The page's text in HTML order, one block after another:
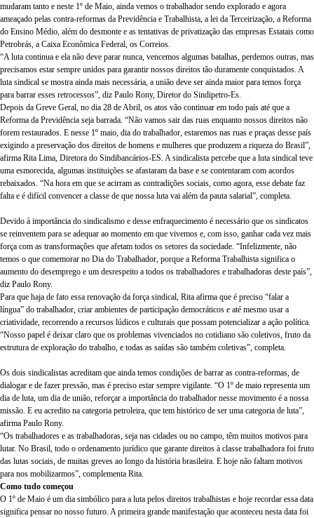
mudaram tanto e neste 1º de Maio, ainda vemos o trabalhador sendo explorado e agora
ameaçado pelas contra-reformas da Previdência e Trabalhista, a lei da Terceirização, a Reforma
do Ensino Médio, além do desmonte e as tentativas de privatização das empresas Estatais como
Petrobrás, a Caixa Econômica Federal, os Correios.
“A luta continua e ela não deve parar nunca, vencemos algumas batalhas, perdemos outras, mas
precisamos estar sempre unidos para garantir nossos direitos tão duramente conquistados. A
luta sindical se mostra ainda mais necessária, a união deve ser ainda maior para temos força
para barrar esses retrocessos”, diz Paulo Rony, Diretor do Sindipetro-Es.
Depois da Greve Geral, no dia 28 de Abril, os atos vão continuar em todo país até que a
Reforma da Previdência seja barrada. “Não vamos sair das ruas enquanto nossos direitos não
forem restaurados. E nesse 1º maio, dia do trabalhador, estaremos nas ruas e praças desse país
exigindo a preservação dos direitos de homens e mulheres que produzem a riqueza do Brasil”,
afirma Rita Lima, Diretora do Sindibancários-ES. A sindicalista percebe que a luta sindical teve
uma esmorecida, algumas instituições se afastaram da base e se contentaram com acordos
rebaixados. “Na hora em que se acirram as contradições sociais, como agora, esse debate faz
falta e é difícil convencer a classe de que nossa luta vai além da pauta salarial”, completa.
Devido à importância do sindicalismo e desse enfraquecimento é necessário que os sindicatos
se reinventem para se adequar ao momento em que vivemos e, com isso, ganhar cada vez mais
força com as transformações que afetam todos os setores da sociedade. “Infelizmente, não
temos o que comemorar no Dia do Trabalhador, porque a Reforma Trabalhista significa o
aumento do desemprego e um desrespeito a todos os trabalhadores e trabalhadoras deste país”,
diz Paulo Rony.
Para que haja de fato essa renovação da força sindical, Rita afirma que é preciso “falar a
língua” do trabalhador, criar ambientes de participação democráticos e até mesmo usar a
criatividade, recorrendo a recursos lúdicos e culturais que possam potencializar a ação política.
“Nosso papel é deixar claro que os problemas vivenciados no cotidiano são coletivos, fruto da
estrutura de exploração do trabalho, e todas as saídas são também coletivas”, completa.
Os dois sindicalistas acreditam que ainda temos condições de barrar as contra-reformas, de
dialogar e de fazer pressão, mas é preciso estar sempre vigilante. “O 1º de maio representa um
dia de luta, um dia de união, reforçar a importância do trabalhador nesse movimento é a nossa
missão. E eu acredito na categoria petroleira, que tem histórico de ser uma categoria de luta”,
afirma Paulo Rony.
“Os trabalhadores e as trabalhadoras, seja nas cidades ou no campo, têm muitos motivos para
lutar. No Brasil, todo o ordenamento jurídico que garante direitos à classe trabalhadora foi fruto
das lutas sociais, de muitas greves ao longo da história brasileira. E hoje não faltam motivos
para nos mobilizarmos”, complementa Rita.
Como tudo começou
O 1º de Maio é um dia simbólico para a luta pelos direitos trabalhistas e hoje recordar essa data
significa pensar no nosso futuro. A primeira grande manifestação que aconteceu nesta data foi